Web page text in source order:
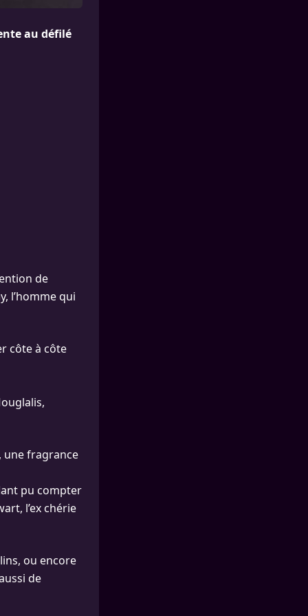
au défilé
de
l’homme qui
côte à côte
une fragrance
pu compter
l’ex chérie
ou encore
de